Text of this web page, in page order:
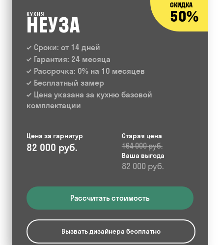
СКИДКА
50%
КУХНЯ
НЕУЗА
Сроки: от 14 дней
Гарантия: 24 месяца
Рассрочка: 0% на 10 месяцев
Бесплатный замер
Цена указана за кухню базовой
комплектации
Цена за гарнитур
82 000 руб.
Старая цена
164 000 руб.
Ваша выгода
82 000 руб.
Рассчитать стоимость
Вызвать дизайнера бесплатно